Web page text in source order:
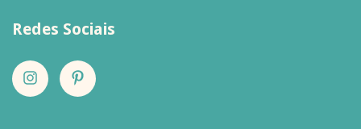
Redes Sociais